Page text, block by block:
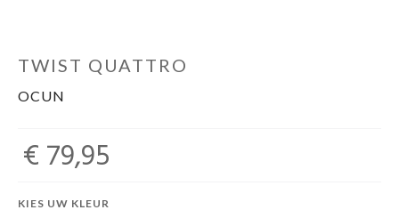
Promo
TWIST QUATTRO
OCUN
€ 79,95
KIES UW KLEUR